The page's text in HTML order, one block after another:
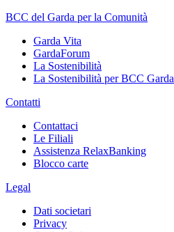
BCC del Garda per la Comunità
Garda Vita
GardaForum
La Sostenibilità
La Sostenibilità per BCC Garda
Contatti
Contattaci
Le Filiali
Assistenza RelaxBanking
Blocco carte
Legal
Dati societari
Privacy